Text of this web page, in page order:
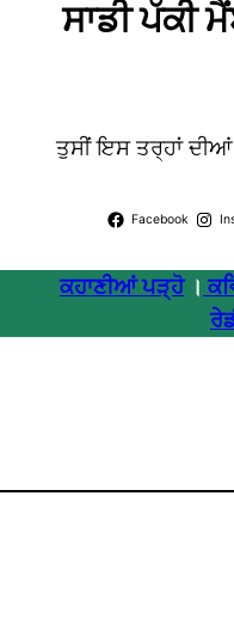
ਸਾਡੀ ਪੱਕੀ
ਤੁਸੀਂ ਇਸ ਤਰ੍ਹਾਂ
Facebook
ਕਹਾਣੀਆਂ ਪੜ੍ਹੋ।